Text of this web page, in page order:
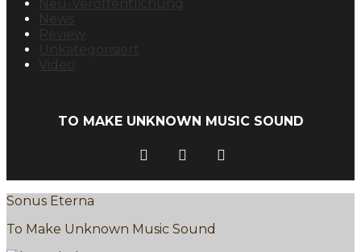
TO MAKE UNKNOWN MUSIC SOUND
Sonus Eterna
To Make Unknown Music Sound